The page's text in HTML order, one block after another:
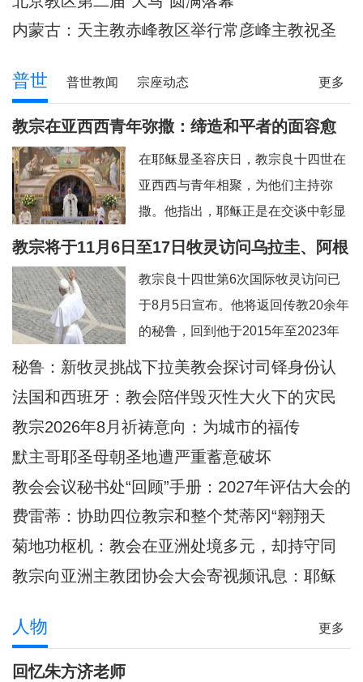
内蒙古：天主教赤峰教区举行常彦峰主教祝圣
更多
普世 普世教闻 宗座动态
教宗在亚西西青年弥撒：缔造和平者的面容愈
加肖似基督
在耶稣显圣容庆日，教宗良十四世在
亚西西与青年相聚，为他们主持弥
撒。他指出，耶稣正是在交谈中彰显
神圣的容貌，因此我们也应该进入“对
及为数众多的其他青年，就是在亚西
西这里面容变得愈加肖似基督的。教
宗良十四世8月6日耶稣显圣容庆日在
意大利亚西西天使之后圣母大殿内主
持弥撒圣祭
教宗将于11月6日至17日牧灵访问乌拉圭、阿根
廷和秘鲁
教宗良十四世第6次国际牧灵访问已
于8月5日宣布。他将返回传教20余年
的秘鲁，回到他于2015年至2023年
担任主教的奇克拉约，并前往亚马逊
教宗方济各的出生地阿根廷，以及将
近40年没有教宗访问过的乌拉圭。被
秘鲁人民视为同胞的普雷沃斯特教
宗，即将回到他度过多年传教岁月的
安第斯大地，在那里
秘鲁：新牧灵挑战下拉美教会探讨司铎身份认
同
法国和西班牙：教会陪伴毁灭性大火下的灾民
教宗2026年8月祈祷意向：为城市的福传
默主哥耶圣母朝圣地遭严重蓄意破坏
教会会议秘书处“回顾”手册：2027年评估大会的
准则和指示
费雷蒂：协助四位教宗和整个梵蒂冈“翱翔天
际”的妇女
菊地功枢机：教会在亚洲处境多元，却持守同
一信仰
教宗向亚洲主教团协会大会寄视频讯息：耶稣
更多
人物
回忆朱方济老师